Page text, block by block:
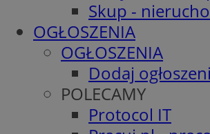
Skup -
OGŁOSZENIA
OGŁOSZENIA
Dodaj
POLECAMY
Protocol IT